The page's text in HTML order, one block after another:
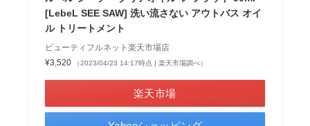
[LebeL SEE SAW] 洗い流さない アウトバス オイ
ル トリートメント
ビューティフルネット楽天市場店
¥3,520
（2023/04/23 14:17時点 | 楽天市場調べ）
楽天市場